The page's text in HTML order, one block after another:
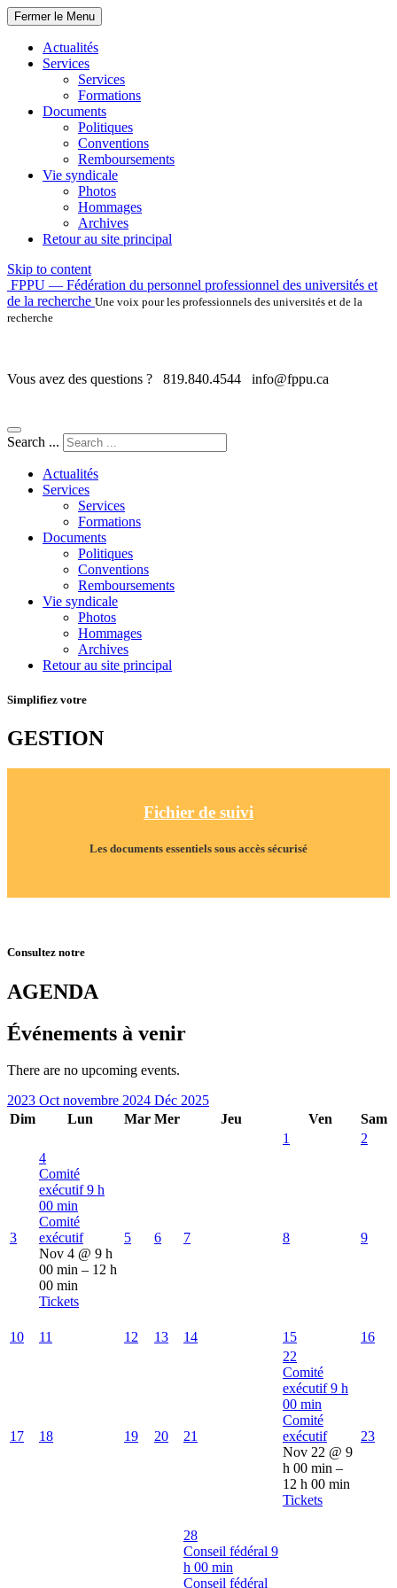
Fermer le Menu
Actualités
Services
Services
Formations
Documents
Politiques
Conventions
Remboursements
Vie syndicale
Photos
Hommages
Archives
Retour au site principal
Skip to content
FPPU — Fédération du personnel professionnel des universités et
de la recherche Une voix pour les professionnels des universités et de la
recherche
Vous avez des questions ? 819.840.4544 info@fppu.ca
Search ...
Actualités
Services
Services
Formations
Documents
Politiques
Conventions
Remboursements
Vie syndicale
Photos
Hommages
Archives
Retour au site principal
Simplifiez votre
GESTION
Fichier de suivi
Les documents essentiels sous accès sécurisé
Consultez notre
AGENDA
Événements à venir
There are no upcoming events.
2023 Octnovembre 2024 Déc 2025
Dim
Lun Mar Mer Jeu Ven
Sam
1
2
3
4
Comité
exécutif9 h
00 min
Comité
exécutif
Nov 4 @ 9 h
00 min – 12 h
00 min
Tickets
5 6 7 8 9
10 11 12 13 14 15 16
17 18 19 20 21
22
Comité
exécutif9 h
00 min
Comité
exécutif
Nov 22 @ 9
h 00 min –
12 h 00 min
Tickets
23
28
Conseil fédéral 9
h 00 min
Conseil fédéral